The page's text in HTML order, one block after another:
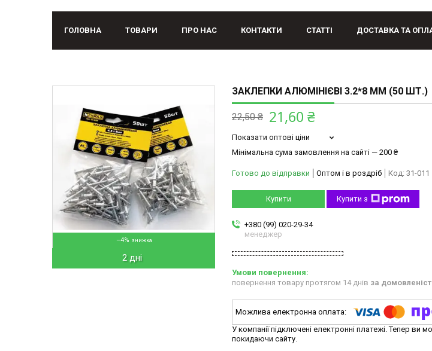
ГОЛОВНА ТОВАРИ ПРО НАС КОНТАКТИ СТАТТІ ДОСТАВКА ТА
–4%
2 дні
ЗАКЛЕПКИ АЛЮМІНІЄВІ 3.2*8 ММ (50 ШТ.)
22,50 ₴ 21,60 ₴
Показати оптові ціни
Мінімальна сума замовлення на сайті — 200 ₴
Готово до відправки Оптом і в роздріб Код: 31-011
Купити Купити з
+380 (99) 020-29-34
менеджер
повернення товару протягом 14 днів за
У компанії підключені електронні платежі. Тепер ви
покидаючи сайту.